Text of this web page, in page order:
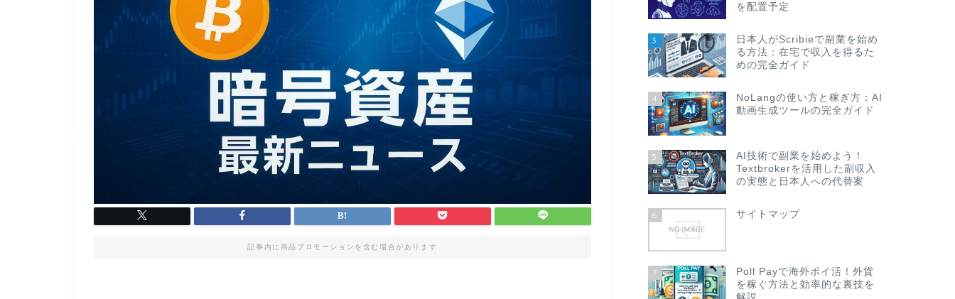
記事内に商品プロモーションを含む場合があります
を配置予定
3
日本人がScribieで副業を始め
る方法：在宅で収入を得るた
めの完全ガイド
4
NoLangの使い方と稼ぎ方：AI
動画生成ツールの完全ガイド
5
AI技術で副業を始めよう！
Textbrokerを活用した副収入
の実態と日本人への代替案
6 サイトマップ
7
Poll Payで海外ポイ活！外貨
を稼ぐ方法と効率的な裏技を